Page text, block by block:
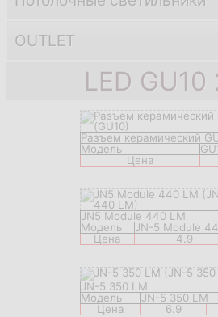
OUTLET
LED GU10
Разъем керамический
Модель
Цена
JN5 Module 440 LM
Модель
JN-5 Module
Цена
4.9
JN-5 350 LM
Модель
JN-5 350 LM
Цена
6.9